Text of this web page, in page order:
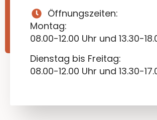
Öffnungszeiten:
Montag:
08.00-12.00 Uhr und 13.30-
Dienstag bis Freitag:
08.00-12.00 Uhr und 13.30-